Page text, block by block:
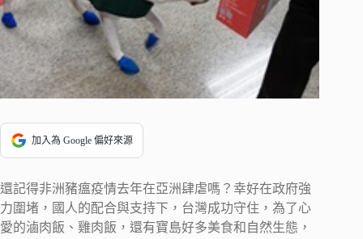
加入為 Google 偏好來源
還記得非洲豬瘟疫情去年在亞洲肆虐嗎？幸好在政府強
力圍堵，國人的配合與支持下，台灣成功守住，為了心
愛的滷肉飯、雞肉飯，還有寶島好多美食和自然生態，